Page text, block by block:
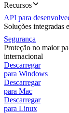
Recursos
API para
Soluções integradas
Segurança
Proteção no maior
internacional
Descarregar
para Windows
Descarregar
para Mac
Descarregar
para Linux